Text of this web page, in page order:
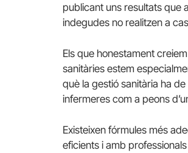
publicant uns resultats que
indegudes no realitzen a
Els que honestament
sanitàries estem
què la gestió sanitària ha
infermeres com a peons
Existeixen fórmules més
eficients i amb